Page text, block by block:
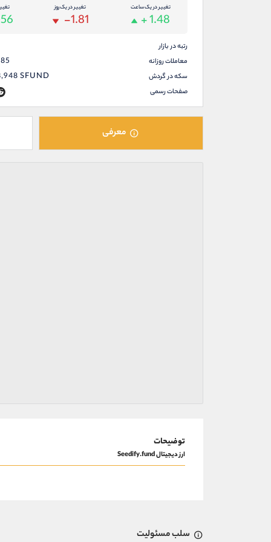
تغییر در یک ساعت
+ 1.48
تغییر در یک روز
-1.81
رتبه در بازار
معاملات روزانه
سکه در گردش SFUND
صفحات رسمی
معرفی
توضیحات
ارز دیجیتال Seedify.fund
سلب مسئولیت